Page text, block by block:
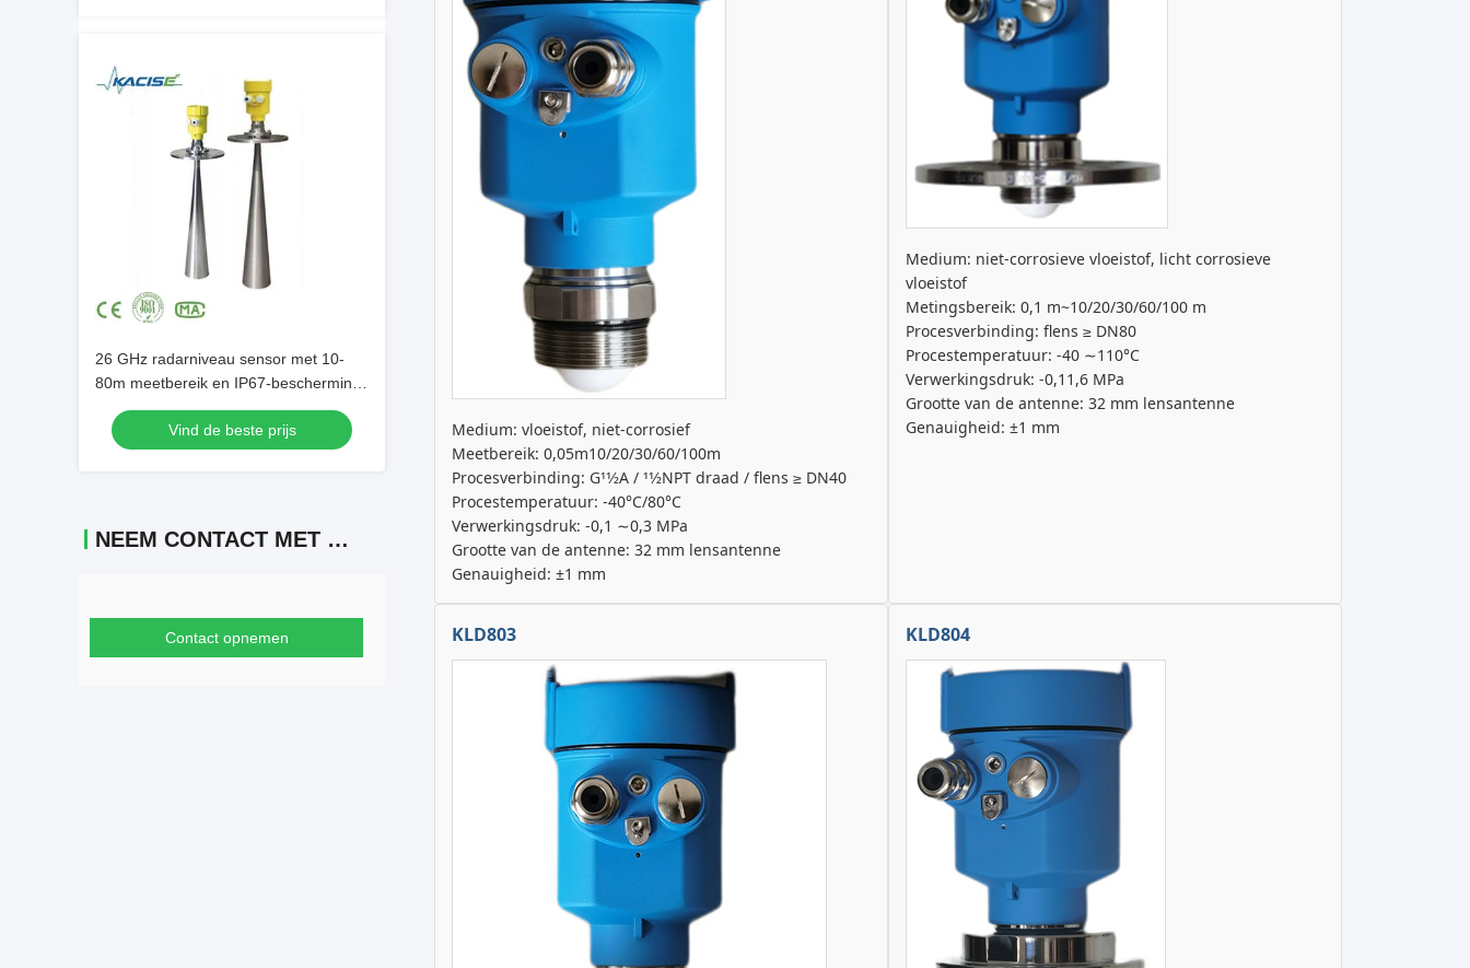
26 GHz radarniveau sensor met 10-
80m meetbereik en IP67-bescherming
voor vloeibare en vaste metingen
Vind de beste prijs
NEEM CONTACT MET ONS OP
Contact opnemen
Medium: vloeistof, niet-corrosief
Meetbereik: 0,05m10/20/30/60/100m
Procesverbinding: G11⁄2A / 11⁄2NPT draad / flens ≥ DN40
Procestemperatuur: -40°C/80°C
Verwerkingsdruk: -0,1 ∼0,3 MPa
Grootte van de antenne: 32 mm lensantenne
Genauigheid: ±1 mm
Medium: niet-corrosieve vloeistof, licht corrosieve
vloeistof
Metingsbereik: 0,1 m~10/20/30/60/100 m
Procesverbinding: flens ≥ DN80
Procestemperatuur: -40 ∼110°C
Verwerkingsdruk: -0,1­1,6 MPa
Grootte van de antenne: 32 mm lensantenne
Genauigheid: ±1 mm
KLD803 KLD804